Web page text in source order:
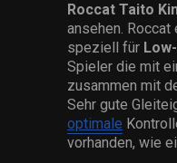
Roccat Taito
ansehen.
speziell für
Spieler die mit
zusammen mit
Sehr gute
optimale
vorhanden, wie